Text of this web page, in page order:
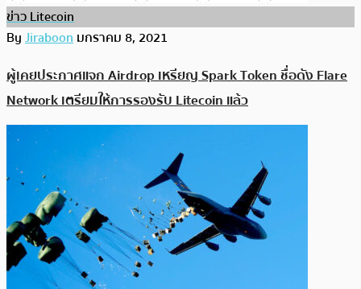
ข่าว Litecoin
ByJiraboonมกราคม 8, 2021
ผู้เคยประกาศแจก Airdrop เหรียญ Spark Token ชื่อดัง Flare
Network เตรียมให้การรองรับ Litecoin แล้ว